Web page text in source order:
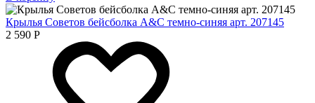
Крылья Советов бейсболка A&C темно-синяя арт. 207145
2 590 Р